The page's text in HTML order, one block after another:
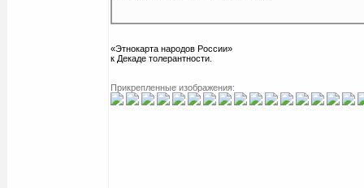
«Этнокарта народов России»
к Декаде толерантности.
Прикрепленные изображения: